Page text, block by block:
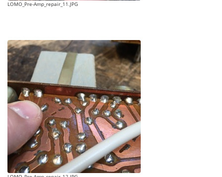
LOMO_Pre-Amp_repair_11.JPG